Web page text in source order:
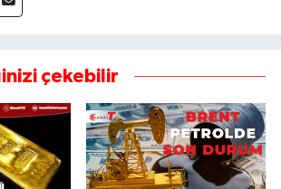
çekebilir